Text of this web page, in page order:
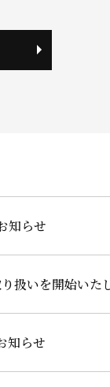
知らせ
扱いを開始いた
知らせ